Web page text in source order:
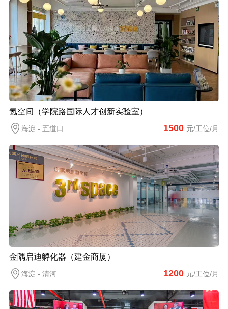
氪空间（学院路国际人才创新实验室）
海淀 - 五道口 1500 元/工位/月
金隅启迪孵化器（建金商厦）
海淀 - 清河 1200 元/工位/月